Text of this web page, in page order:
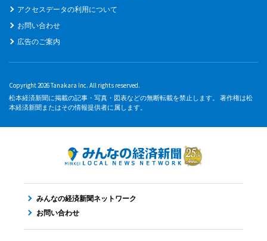
アクセスデータの利用について
お問い合わせ
広告のご案内
Copyright 2026 Tanakara Inc. All rights reserved.
松本経済新聞に掲載の記事・写真・図表などの無断転載を禁止します。 著作権は松
本経済新聞またはその情報提供者に属します。
みんなの経済新聞ネットワーク
お問い合わせ